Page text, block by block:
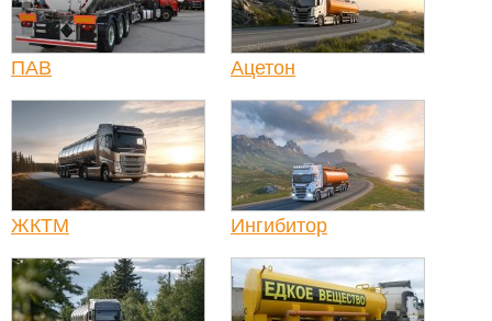
ПАВ Ацетон
ЖКТМ Ингибитор